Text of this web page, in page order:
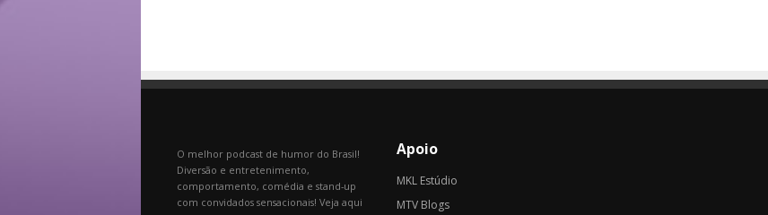
O melhor podcast de humor do Brasil!
Diversão e entretenimento,
comportamento, comédia e stand-up
com convidados sensacionais! Veja aqui
Apoio
MKL Estúdio
MTV Blogs